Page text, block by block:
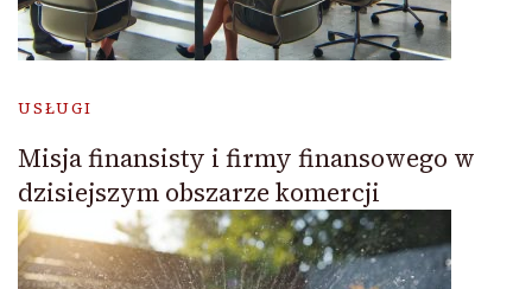
USŁUGI
Misja finansisty i firmy finansowego w
dzisiejszym obszarze komercji